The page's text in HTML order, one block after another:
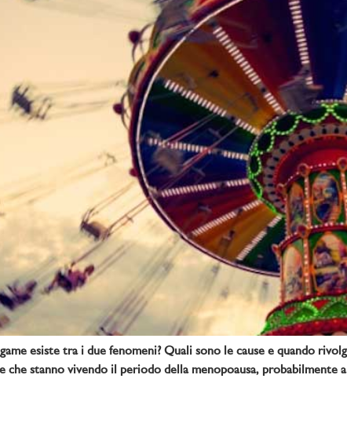
esiste tra i due fenomeni? Quali sono le cause e quando
che stanno vivendo il periodo della menopoausa,